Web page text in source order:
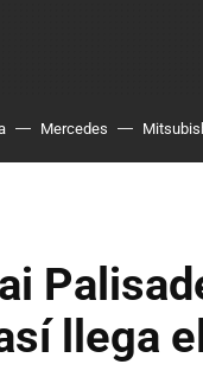
Mercedes
llega